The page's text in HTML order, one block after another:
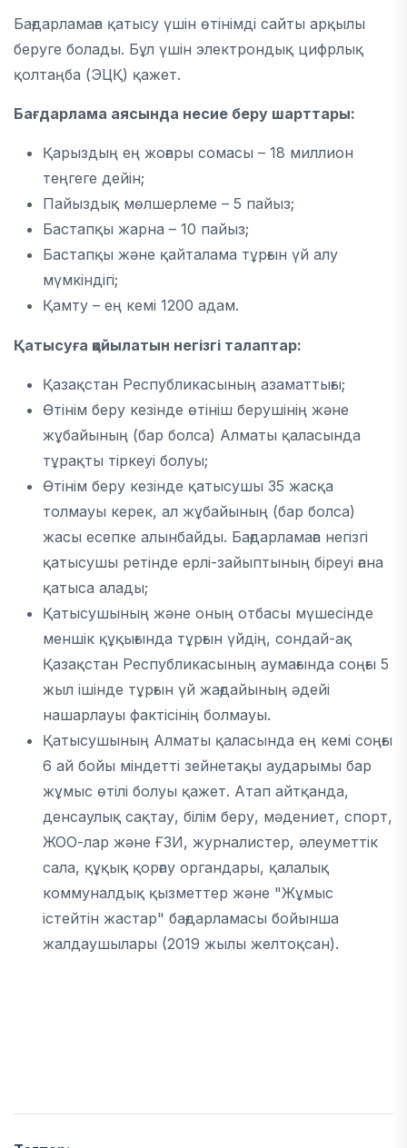
Бағдарламаға қатысу үшін өтінімді сайты арқылы
беруге болады. Бұл үшін электрондық цифрлық
қолтаңба (ЭЦҚ) қажет.
Бағдарлама аясында несие беру шарттары:
Қарыздың ең жоғары сомасы – 18 миллион
теңгеге дейін;
Пайыздық мөлшерлеме – 5 пайыз;
Бастапқы жарна – 10 пайыз;
Бастапқы және қайталама тұрғын үй алу
мүмкіндігі;
Қамту – ең кемі 1200 адам.
Қатысуға қойылатын негізгі талаптар:
Қазақстан Республикасының азаматтығы;
Өтінім беру кезінде өтініш берушінің және
жұбайының (бар болса) Алматы қаласында
тұрақты тіркеуі болуы;
Өтінім беру кезінде қатысушы 35 жасқа
толмауы керек, ал жұбайының (бар болса)
жасы есепке алынбайды. Бағдарламаға негізгі
қатысушы ретінде ерлі-зайыптының біреуі ғана
қатыса алады;
Қатысушының және оның отбасы мүшесінде
меншік құқығында тұрғын үйдің, сондай-ақ
Қазақстан Республикасының аумағында соңғы 5
жыл ішінде тұрғын үй жағдайының әдейі
нашарлауы фактісінің болмауы.
Қатысушының Алматы қаласында ең кемі соңғы
6 ай бойы міндетті зейнетақы аударымы бар
жұмыс өтілі болуы қажет. Атап айтқанда,
денсаулық сақтау, білім беру, мәдениет, спорт,
ЖОО-лар және ҒЗИ, журналистер, әлеуметтік
сала, құқық қорғау органдары, қалалық
коммуналдық қызметтер және "Жұмыс
істейтін жастар" бағдарламасы бойынша
жалдаушылары (2019 жылы желтоқсан).